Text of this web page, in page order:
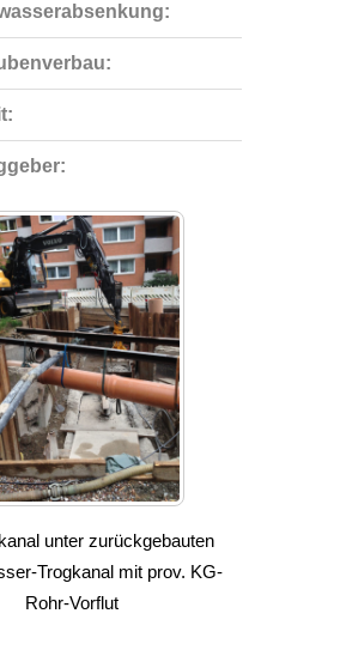
unter zurückgebauten
Trogkanal mit prov. KG-
Rohr-Vorflut